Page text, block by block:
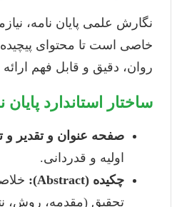
نگارش علمی پایان نامه،
خاصی است تا محتوای
روان، دقیق و قابل فهم
ساختار استاندارد پایان
صفحه عنوان و تقدیر و
اولیه و قدردانی.
چکیده (Abstract):
تحقیق (مقدمه، روش،